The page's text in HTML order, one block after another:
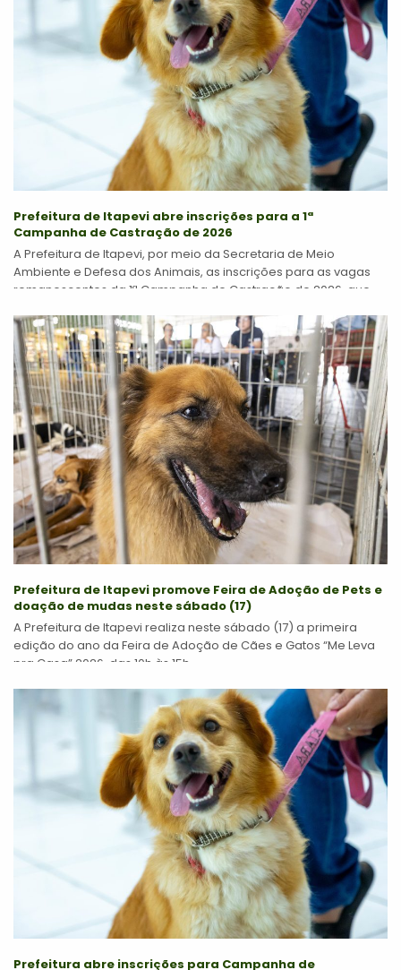
Prefeitura de Itapevi abre inscrições para a 1ª
Campanha de Castração de 2026
A Prefeitura de Itapevi, por meio da Secretaria de Meio
Ambiente e Defesa dos Animais, as inscrições para as vagas
remanescentes da 1ª Campanha de Castração de 2026, que
Prefeitura de Itapevi promove Feira de Adoção de Pets e
doação de mudas neste sábado (17)
A Prefeitura de Itapevi realiza neste sábado (17) a primeira
edição do ano da Feira de Adoção de Cães e Gatos “Me Leva
pra Casa” 2026, das 10h às 15h,...
Prefeitura abre inscrições para Campanha de